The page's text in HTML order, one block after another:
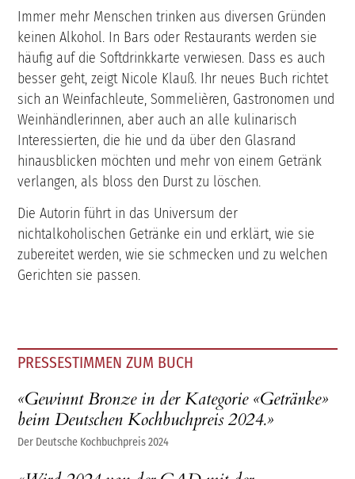
Immer mehr Menschen trinken aus diversen Gründen
keinen Alkohol. In Bars oder Restaurants werden sie
häufig auf die Softdrinkkarte verwiesen. Dass es auch
besser geht, zeigt Nicole Klauß. Ihr neues Buch richtet
sich an Weinfachleute, Sommelièren, Gastronomen und
Weinhändlerinnen, aber auch an alle kulinarisch
Interessierten, die hie und da über den Glasrand
hinausblicken möchten und mehr von einem Getränk
verlangen, als bloss den Durst zu löschen.
Die Autorin führt in das Universum der
nichtalkoholischen Getränke ein und erklärt, wie sie
zubereitet werden, wie sie schmecken und zu welchen
Gerichten sie passen.
PRESSESTIMMEN ZUM BUCH
«Gewinnt Bronze in der Kategorie «Getränke»
beim Deutschen Kochbuchpreis 2024.»
Der Deutsche Kochbuchpreis 2024